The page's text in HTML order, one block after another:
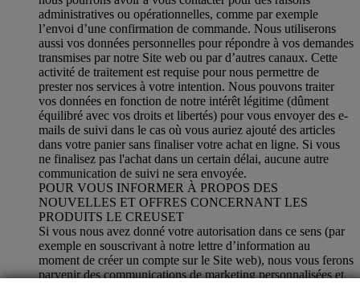
administratives ou opérationnelles, comme par exemple
l’envoi d’une confirmation de commande. Nous utiliserons
aussi vos données personnelles pour répondre à vos demandes
transmises par notre Site web ou par d’autres canaux. Cette
activité de traitement est requise pour nous permettre de
prester nos services à votre intention. Nous pouvons traiter
vos données en fonction de notre intérêt légitime (dûment
équilibré avec vos droits et libertés) pour vous envoyer des e-
mails de suivi dans le cas où vous auriez ajouté des articles
dans votre panier sans finaliser votre achat en ligne. Si vous
ne finalisez pas l'achat dans un certain délai, aucune autre
communication de suivi ne sera envoyée.
POUR VOUS INFORMER À PROPOS DES
NOUVELLES ET OFFRES CONCERNANT LES
PRODUITS LE CREUSET
Si vous nous avez donné votre autorisation dans ce sens (par
exemple en souscrivant à notre lettre d’information au
moment de créer un compte sur le Site web), nous vous ferons
parvenir des communications de marketing personnalisées et